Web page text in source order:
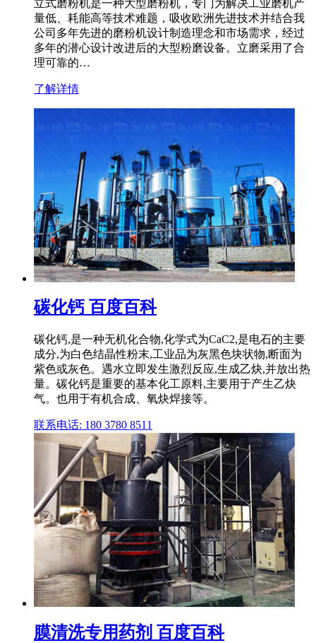
立式磨粉机是一种大型磨粉机，专门为解决工业磨机产
量低、耗能高等技术难题，吸收欧洲先进技术并结合我
公司多年先进的磨粉机设计制造理念和市场需求，经过
多年的潜心设计改进后的大型粉磨设备。立磨采用了合
理可靠的…
了解详情
碳化钙 百度百科
碳化钙,是一种无机化合物,化学式为CaC2,是电石的主要
成分,为白色结晶性粉末,工业品为灰黑色块状物,断面为
紫色或灰色。遇水立即发生激烈反应,生成乙炔,并放出热
量。碳化钙是重要的基本化工原料,主要用于产生乙炔
气。也用于有机合成、氧炔焊接等。
联系电话: 180 3780 8511
膜清洗专用药剂 百度百科